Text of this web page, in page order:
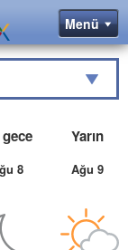
8
Yarın
Ağu 9